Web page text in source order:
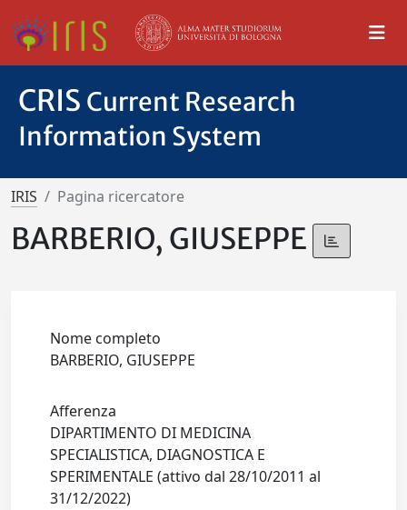
CRIS Current Research
Information System
IRIS Pagina ricercatore
BARBERIO, GIUSEPPE
Nome completo
BARBERIO, GIUSEPPE
Afferenza
DIPARTIMENTO DI MEDICINA
SPECIALISTICA, DIAGNOSTICA E
SPERIMENTALE (attivo dal 28/10/2011 al
31/12/2022)